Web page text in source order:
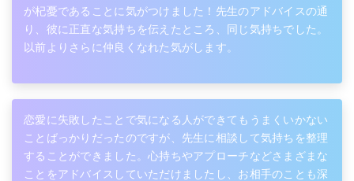
が杞憂であることに気がつけました！先生のアドバイスの通
り、彼に正直な気持ちを伝えたところ、同じ気持ちでした。
以前よりさらに仲良くなれた気がします。
恋愛に失敗したことで気になる人ができてもうまくいかない
ことばっかりだったのですが、先生に相談して気持ちを整理
することができました。心持ちやアプローチなどさまざまな
ことをアドバイスしていただけましたし、お相手のことも深